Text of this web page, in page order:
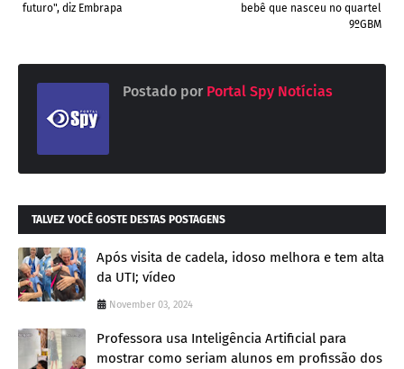
bebê que nasceu no quartel
9ºGBM
futuro", diz Embrapa
Postado por Portal Spy Notícias
TALVEZ VOCÊ GOSTE DESTAS POSTAGENS
Após visita de cadela, idoso melhora e tem alta
da UTI; vídeo
November 03, 2024
Professora usa Inteligência Artificial para
mostrar como seriam alunos em profissão dos